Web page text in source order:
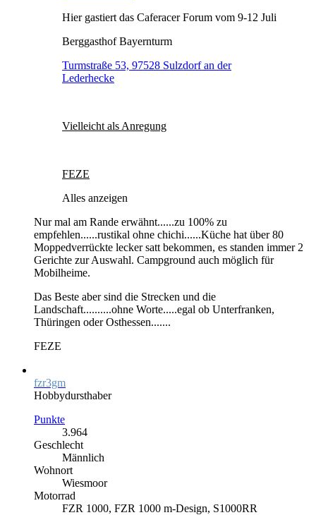
Hier gastiert das Caferacer Forum vom 9-12 Juli
Berggasthof Bayernturm
Turmstraße 53, 97528 Sulzdorf an der
Lederhecke
Vielleicht als Anregung
FEZE
Alles anzeigen
Nur mal am Rande erwähnt......zu 100% zu
empfehlen......rustikal ohne chichi......Küche hat über 80
Moppedverrückte lecker satt bekommen, es standen immer 2
Gerichte zur Auswahl. Campground auch möglich für
Mobilheime.
Das Beste aber sind die Strecken und die
Landschaft..........ohne Worte.....egal ob Unterfranken,
Thüringen oder Osthessen.......
FEZE
fzr3gm
Hobbydursthaber
Punkte
3.964
Geschlecht
Männlich
Wohnort
Wiesmoor
Motorrad
FZR 1000, FZR 1000 m-Design, S1000RR